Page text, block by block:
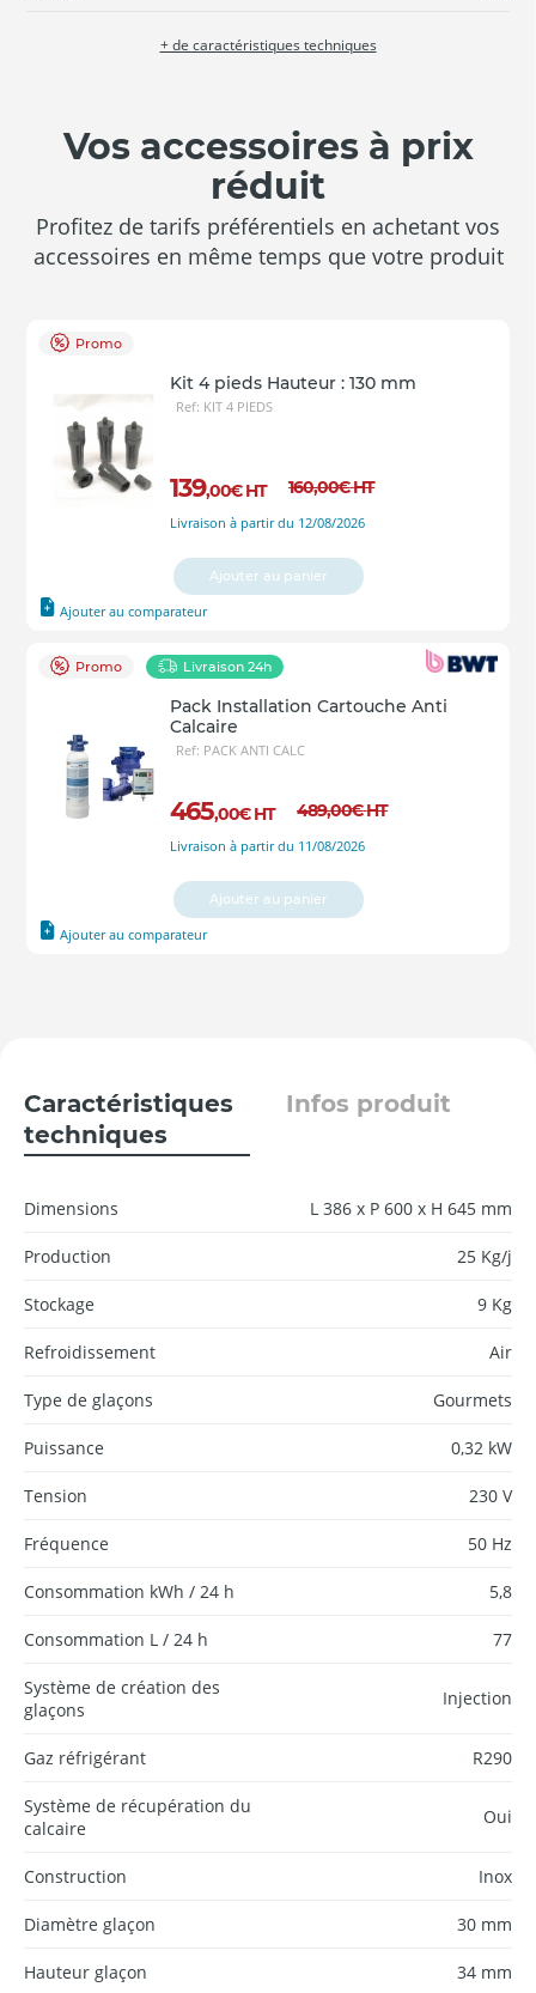
+ de caractéristiques techniques
Vos accessoires à prix
réduit
Profitez de tarifs préférentiels en achetant vos
accessoires en même temps que votre produit
Promo
Kit 4 pieds Hauteur : 130 mm
Ref: KIT 4 PIEDS
139,00€ HT 160,00€HT
Livraison à partir du 12/08/2026
Ajouter au comparateur
Ajouter au panier
Promo Livraison 24h
Pack Installation Cartouche Anti
Calcaire
Ref: PACK ANTI CALC
465,00€ HT 489,00€HT
Livraison à partir du 11/08/2026
Ajouter au comparateur
Ajouter au panier
Caractéristiques
techniques
Infos produit
Dimensions L 386 x P 600 x H 645 mm
Production 25 Kg/j
Stockage 9 Kg
Refroidissement Air
Type de glaçons Gourmets
Puissance 0,32 kW
Tension 230 V
Fréquence 50 Hz
Consommation kWh / 24 h 5,8
Consommation L / 24 h 77
Système de création des
glaçons
Injection
Gaz réfrigérant R290
Système de récupération du
calcaire
Oui
Construction Inox
Diamètre glaçon 30 mm
Hauteur glaçon 34 mm